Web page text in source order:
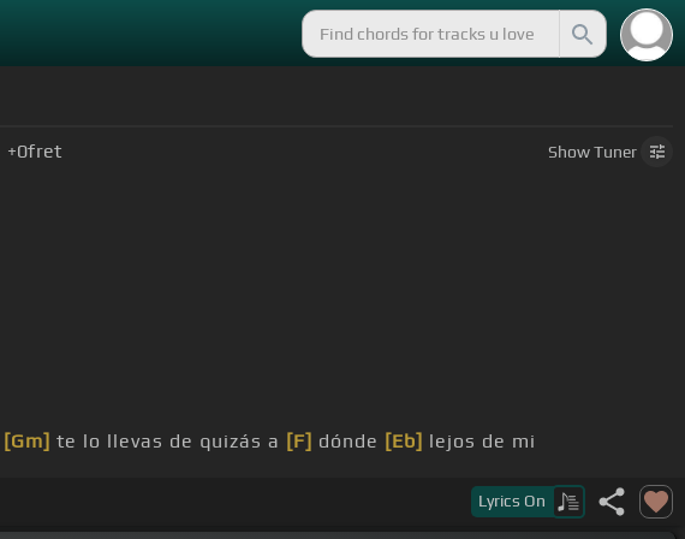
+0fret ShowTuner
[Gm] te lo llevas de quizás a [F] dónde [Eb] lejos de mi
Lyrics On